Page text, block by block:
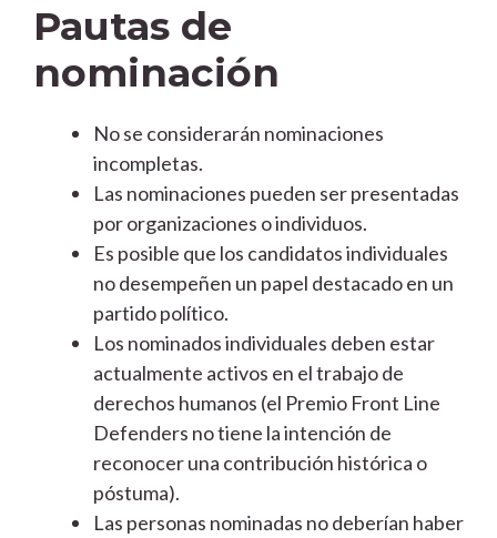
Pautas de
nominación
No se considerarán nominaciones
incompletas.
Las nominaciones pueden ser presentadas
por organizaciones o individuos.
Es posible que los candidatos individuales
no desempeñen un papel destacado en un
partido político.
Los nominados individuales deben estar
actualmente activos en el trabajo de
derechos humanos (el Premio Front Line
Defenders no tiene la intención de
reconocer una contribución histórica o
póstuma).
Las personas nominadas no deberían haber